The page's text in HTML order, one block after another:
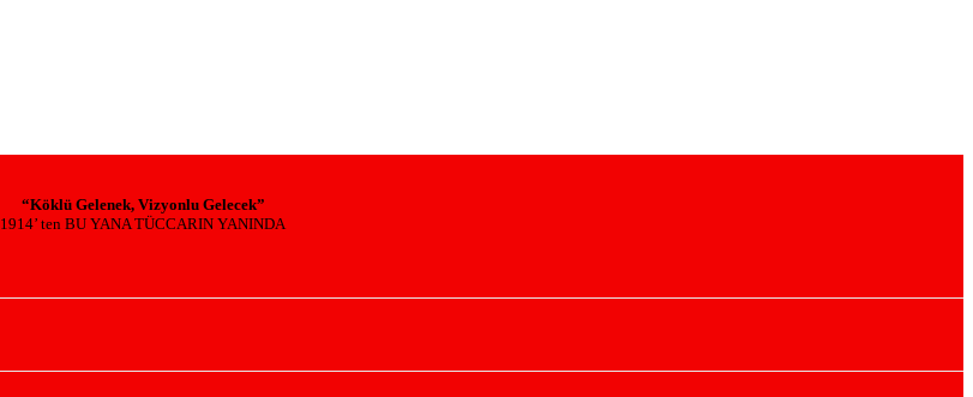
“Köklü Gelenek, Vizyonlu Gelecek”
1914’ ten BU YANA TÜCCARIN YANINDA